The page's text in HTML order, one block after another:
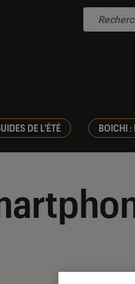
DE L'ÉTÉ BOICHI :